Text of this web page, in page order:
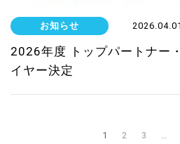
お知らせ 2026.04.01
2026年度 トップパートナー
イヤー決定
1 2 3 …